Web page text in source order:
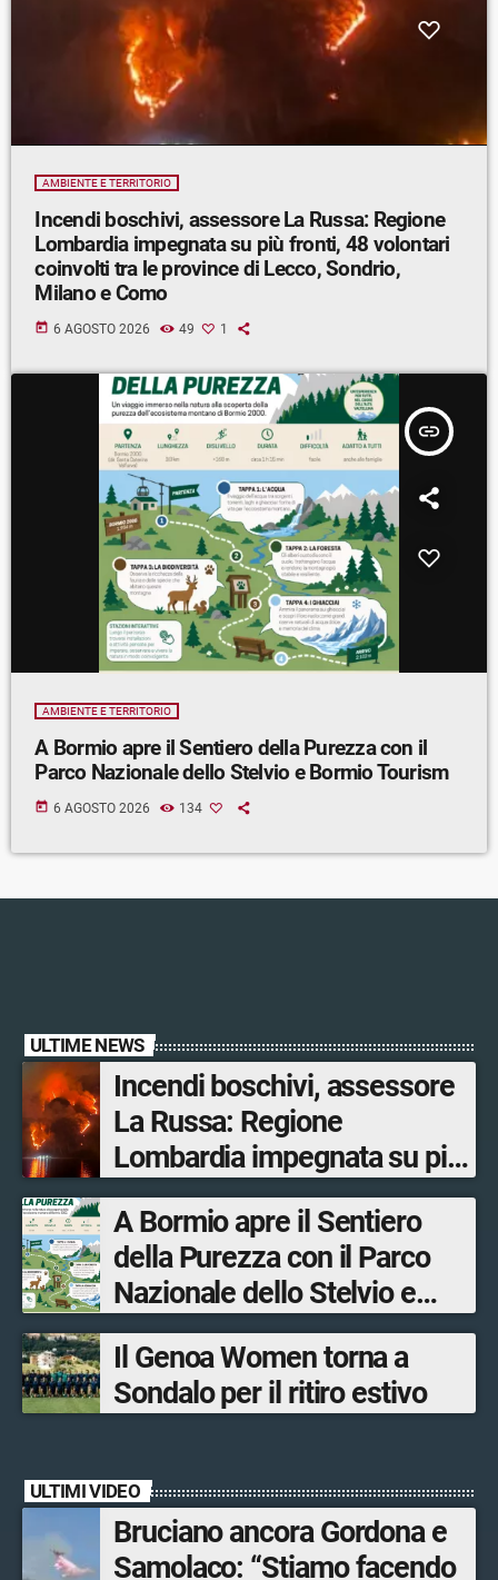
AMBIENTE E TERRITORIO
Incendi boschivi, assessore La Russa: Regione
Lombardia impegnata su più fronti, 48 volontari
coinvolti tra le province di Lecco, Sondrio,
Milano e Como
today 6 AGOSTO 2026 49 1
insert_link
AMBIENTE E TERRITORIO
A Bormio apre il Sentiero della Purezza con il
Parco Nazionale dello Stelvio e Bormio Tourism
today 6 AGOSTO 2026 134
ULTIME NEWS
Incendi boschivi, assessore
La Russa: Regione
Lombardia impegnata su più
fronti, 48 volontari coinvolti
tra le province di Lecco,
Sondrio, Milano e Como
A Bormio apre il Sentiero
della Purezza con il Parco
Nazionale dello Stelvio e
Bormio Tourism
Il Genoa Women torna a
Sondalo per il ritiro estivo
ULTIMI VIDEO
Bruciano ancora Gordona e
Samolaco: “Stiamo facendo